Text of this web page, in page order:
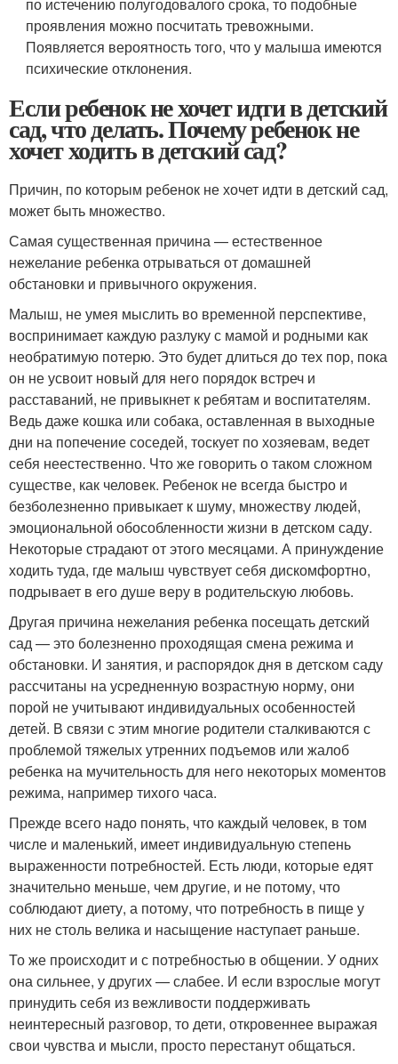
проявления можно посчитать тревожными.
Появляется вероятность того, что у малыша имеются
психические отклонения.
Если ребенок не хочет идти в детский
сад, что делать. Почему ребенок не
хочет ходить в детский сад?
Причин, по которым ребенок не хочет идти в детский сад,
может быть множество.
Самая существенная причина — естественное
нежелание ребенка отрываться от домашней
обстановки и привычного окружения.
Малыш, не умея мыслить во временной перспективе,
воспринимает каждую разлуку с мамой и родными как
необратимую потерю. Это будет длиться до тех пор, пока
он не усвоит новый для него порядок встреч и
расставаний, не привыкнет к ребятам и воспитателям.
Ведь даже кошка или собака, оставленная в выходные
дни на попечение соседей, тоскует по хозяевам, ведет
себя неестественно. Что же говорить о таком сложном
существе, как человек. Ребенок не всегда быстро и
безболезненно привыкает к шуму, множеству людей,
эмоциональной обособленности жизни в детском саду.
Некоторые страдают от этого месяцами. А принуждение
ходить туда, где малыш чувствует себя дискомфортно,
подрывает в его душе веру в родительскую любовь.
Другая причина нежелания ребенка посещать детский
сад — это болезненно проходящая смена режима и
обстановки. И занятия, и распорядок дня в детском саду
рассчитаны на усредненную возрастную норму, они
порой не учитывают индивидуальных особенностей
детей. В связи с этим многие родители сталкиваются с
проблемой тяжелых утренних подъемов или жалоб
ребенка на мучительность для него некоторых моментов
режима, например тихого часа.
Прежде всего надо понять, что каждый человек, в том
числе и маленький, имеет индивидуальную степень
выраженности потребностей. Есть люди, которые едят
значительно меньше, чем другие, и не потому, что
соблюдают диету, а потому, что потребность в пище у
них не столь велика и насыщение наступает раньше.
То же происходит и с потребностью в общении. У одних
она сильнее, у других — слабее. И если взрослые могут
принудить себя из вежливости поддерживать
неинтересный разговор, то дети, откровеннее выражая
свои чувства и мысли, просто перестанут общаться.